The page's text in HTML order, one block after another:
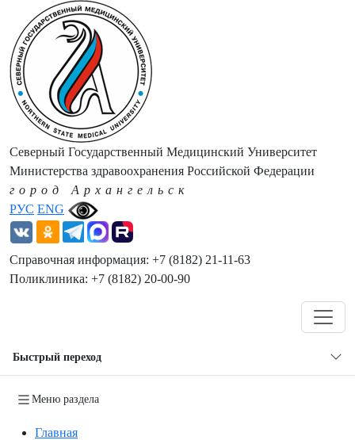
РУС ENG
Северный Государственный Медицинский Университет
Министерства здравоохранения Российской Федерации
город Архангельск
Справочная информация: +7 (8182) 21-11-63
Поликлиника: +7 (8182) 20-00-90
Быстрый переход
Меню раздела
Главная